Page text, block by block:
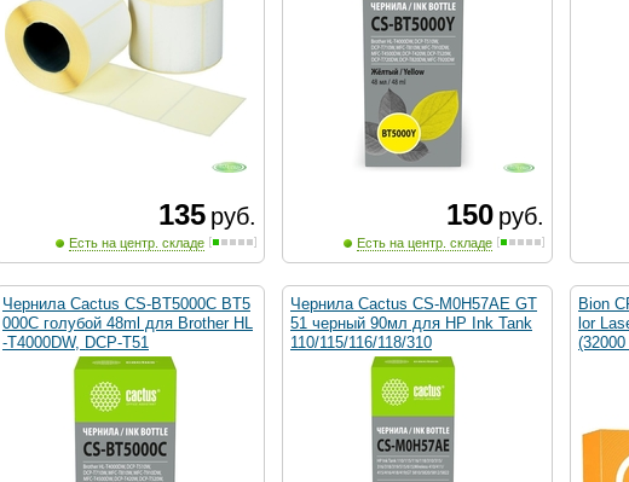
135 руб.
Есть на центр. складе
150 руб.
Есть на центр. складе
Чернила Cactus CS-BT5000C BT5
000C голубой 48ml для Brother HL
-T4000DW, DCP-T51
Чернила Cactus CS-M0H57AE GT
51 черный 90мл для HP Ink Tank
110/115/116/118/310
Bion
lor
(32000